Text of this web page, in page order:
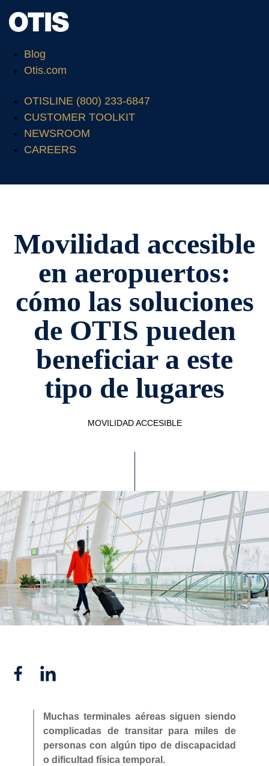
Blog
Otis.com
OTISLINE (800) 233-6847
CUSTOMER TOOLKIT
NEWSROOM
CAREERS
Movilidad accesible
en aeropuertos:
cómo las soluciones
de OTIS pueden
beneficiar a este
tipo de lugares
MOVILIDAD ACCESIBLE
Facebook
Linkedin
Muchas terminales aéreas siguen siendo
complicadas de transitar para miles de
personas con algún tipo de discapacidad
o dificultad física temporal.